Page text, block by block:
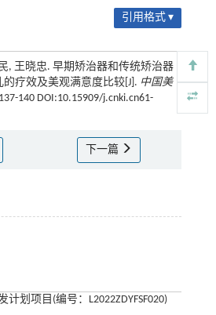
引用格式 ▾
, 王晓忠. 早期矫治器和传统矫治器
疗效及美观满意度比较[J]. 中国美
140 DOI:10.15909/j.cnki.cn61-
下一篇
划项目(编号：L2022ZDYFSF020)